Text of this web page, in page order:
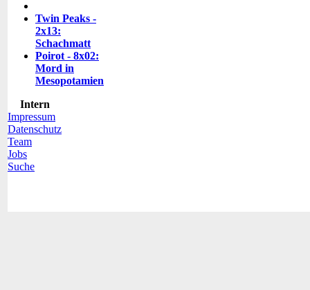
Twin Peaks -
2x13:
Schachmatt
Poirot - 8x02:
Mord in
Mesopotamien
Intern
Impressum
Datenschutz
Team
Jobs
Suche